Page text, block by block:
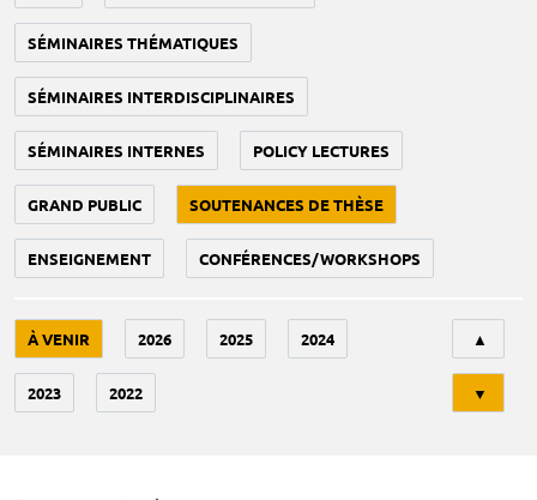
SÉMINAIRES THÉMATIQUES
SÉMINAIRES INTERDISCIPLINAIRES
SÉMINAIRES INTERNES POLICY LECTURES
GRAND PUBLIC SOUTENANCES DE THÈSE
ENSEIGNEMENT CONFÉRENCES/WORKSHOPS
À VENIR 2026 2025 2024
2023 2022
▲
▼